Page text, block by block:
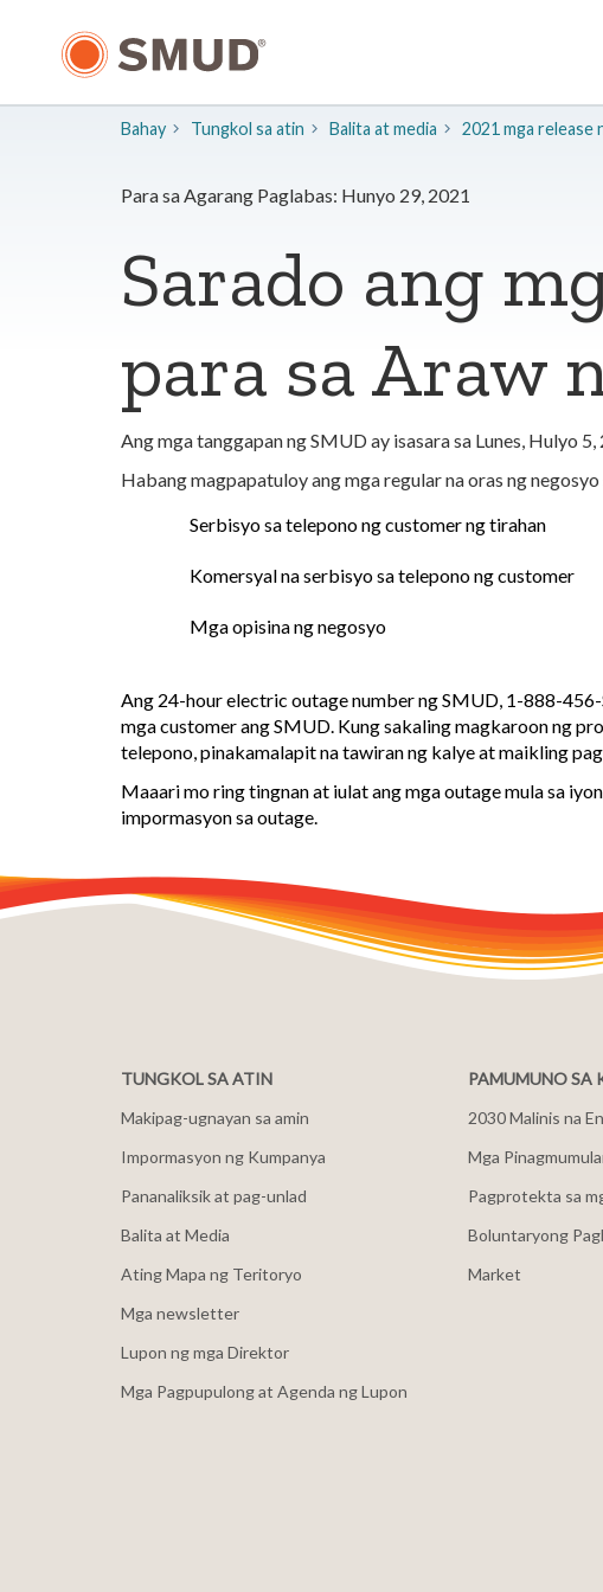
Pangunahing
Bahay Tungkol sa atin ​Balita at media 2021 mga release
Para sa Agarang Paglabas: Hunyo 29, 2021
Sarado ang
para sa Araw
Ang mga tanggapan ng SMUD ay isasara sa Lunes, Hulyo
Habang magpapatuloy ang mga regular na oras ng
Serbisyo sa telepono ng customer ng tirahan
Komersyal na serbisyo sa telepono ng customer
Mga opisina ng negosyo
Ang 24-hour electric outage number ng SMUD, 1-888-
mga customer ang SMUD. Kung sakaling magkaroon ng
telepono, pinakamalapit na tawiran ng kalye at maikling
Maaari mo ring tingnan at iulat ang mga outage mula sa
impormasyon sa outage.
TUNGKOL SA ATIN
Makipag-ugnayan sa amin
Impormasyon ng Kumpanya
Pananaliksik at pag-unlad
Balita at Media
Ating Mapa ng Teritoryo
Mga newsletter
Lupon ng mga Direktor
Mga Pagpupulong at Agenda ng Lupon
PAMUMUNO SA
2030 Malinis na
Mga
Pagprotekta sa
Boluntaryong
Market